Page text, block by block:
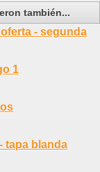
también...
- segunda
1
tapa blanda